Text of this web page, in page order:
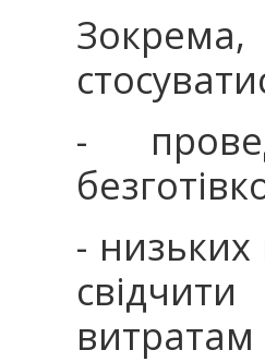
-
-
витратам